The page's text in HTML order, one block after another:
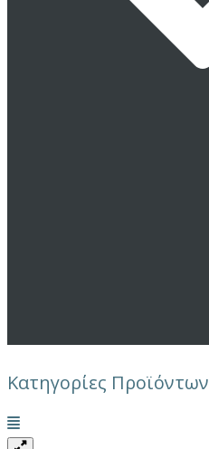
Κατηγορίες Προϊόντων
Μενού